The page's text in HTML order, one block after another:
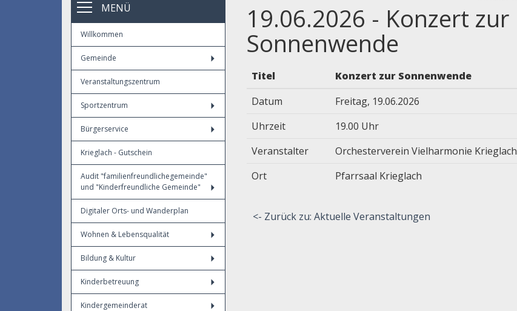
MENÜ
Willkommen
Gemeinde
Veranstaltungszentrum
Sportzentrum
Bürgerservice
Krieglach - Gutschein
Audit "familienfreundlichegemeinde"
und "Kinderfreundliche Gemeinde"
Digitaler Orts- und Wanderplan
Wohnen & Lebensqualität
Bildung & Kultur
Kinderbetreuung
Kindergemeinderat
19.06.2026 - Konzert zur
Sonnenwende
Titel
Konzert zur Sonnenwende
Datum
Freitag, 19.06.2026
Uhrzeit
19.00 Uhr
Veranstalter
Orchesterverein Vielharmonie Krieglach
Ort
Pfarrsaal Krieglach
<- Zurück zu: Aktuelle Veranstaltungen